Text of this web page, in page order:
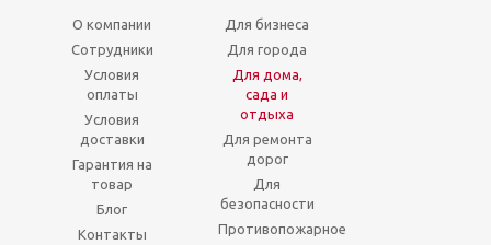
О компании
Сотрудники
Условия
оплаты
Условия
доставки
Гарантия на
товар
Блог
Контакты
Для бизнеса
Для города
Для дома,
сада и
отдыха
Для ремонта
дорог
Для
безопасности
Противопожарное